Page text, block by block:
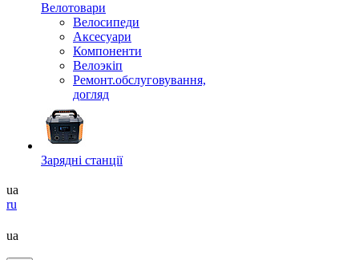
Велотовари
Велосипеди
Аксесуари
Компоненти
Велоэкіп
Ремонт.обслуговування,
догляд
Зарядні станції
ua
ru
ua